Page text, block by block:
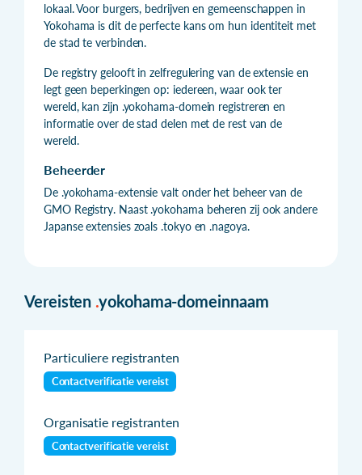
lokaal. Voor burgers, bedrijven en gemeenschappen in
Yokohama is dit de perfecte kans om hun identiteit met
de stad te verbinden.
De registry gelooft in zelfregulering van de extensie en
legt geen beperkingen op: iedereen, waar ook ter
wereld, kan zijn .yokohama-domein registreren en
informatie over de stad delen met de rest van de
wereld.
Beheerder
De .yokohama-extensie valt onder het beheer van de
GMO Registry. Naast .yokohama beheren zij ook andere
Japanse extensies zoals .tokyo en .nagoya.
Vereisten .yokohama-domeinnaam
Particuliere registranten
Contactverificatie vereist
Organisatie registranten
Contactverificatie vereist